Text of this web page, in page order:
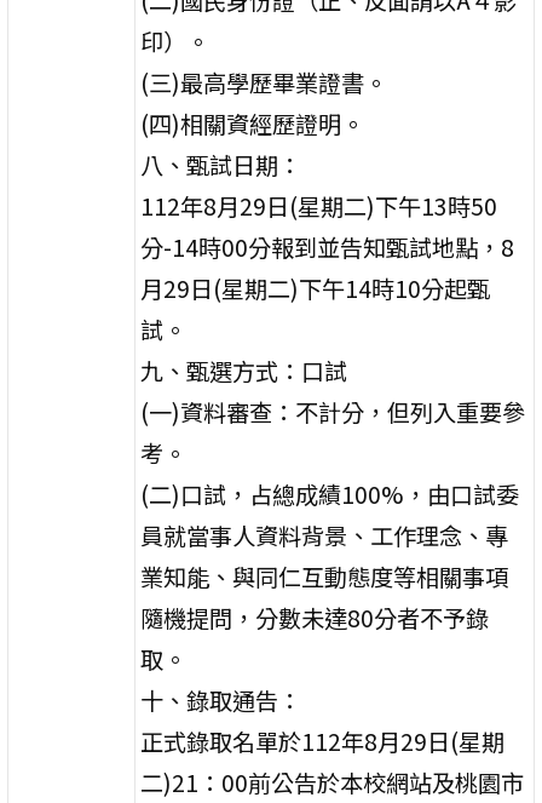
印）。
(三)最高學歷畢業證書。
(四)相關資經歷證明。
八、甄試日期：
112年8月29日(星期二)下午13時50
分-14時00分報到並告知甄試地點，8
月29日(星期二)下午14時10分起甄
試。
九、甄選方式：口試
(一)資料審查：不計分，但列入重要參
考。
(二)口試，占總成績100%，由口試委
員就當事人資料背景、工作理念、專
業知能、與同仁互動態度等相關事項
隨機提問，分數未達80分者不予錄
取。
十、錄取通告：
正式錄取名單於112年8月29日(星期
二)21：00前公告於本校網站及桃園市